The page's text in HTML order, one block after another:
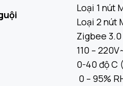
Loại 1 nút
Loại 2 nút
Zigbee 3.0
110 –
0-40 độ C
0 – 95%